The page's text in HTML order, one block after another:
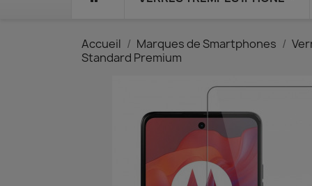
Accueil Marques de Smartphones
Standard Premium